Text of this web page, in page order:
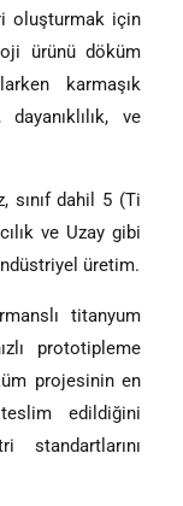
oluşturmak için
ürünü döküm
karmaşık
ve
sınıf dahil 5 (Ti
ve Uzay gibi
üretim.
titanyum
prototipleme
projesinin en
edildiğini